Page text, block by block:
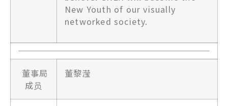
New Youth of our visually
networked society.
董事局
成员
董黎滢